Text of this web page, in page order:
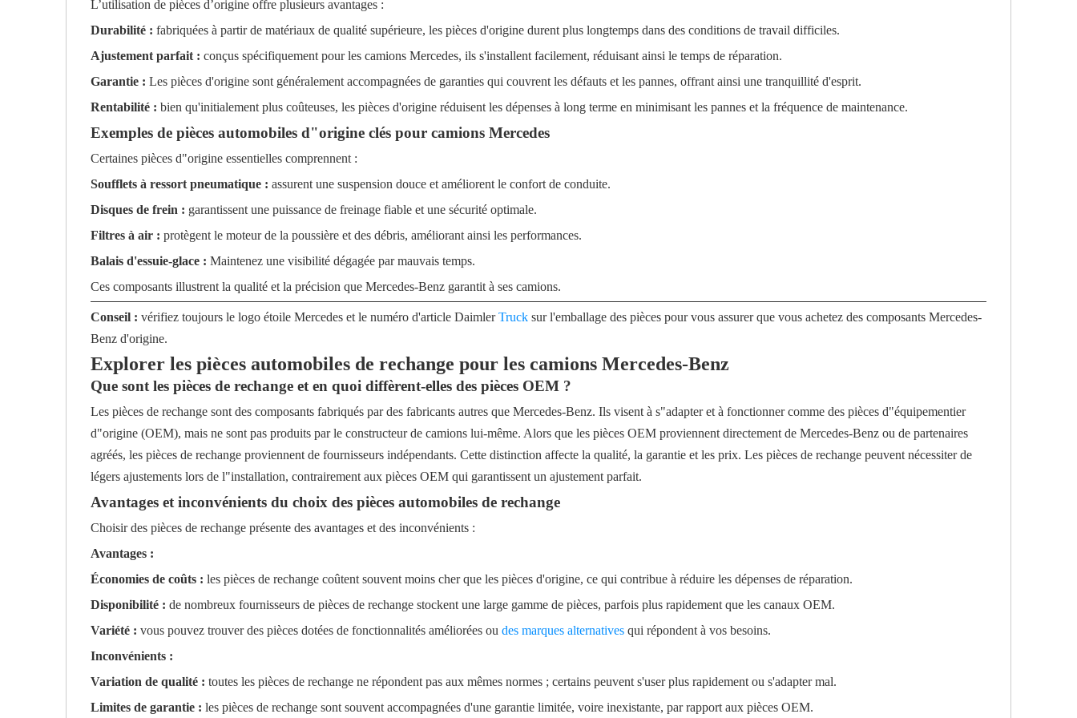
L’utilisation de pièces d’origine offre plusieurs avantages :
Durabilité : fabriquées à partir de matériaux de qualité supérieure, les pièces d'origine durent plus longtemps dans des conditions de travail difficiles.
Ajustement parfait : conçus spécifiquement pour les camions Mercedes, ils s'installent facilement, réduisant ainsi le temps de réparation.
Garantie : Les pièces d'origine sont généralement accompagnées de garanties qui couvrent les défauts et les pannes, offrant ainsi une tranquillité d'esprit.
Rentabilité : bien qu'initialement plus coûteuses, les pièces d'origine réduisent les dépenses à long terme en minimisant les pannes et la fréquence de maintenance.
Exemples de pièces automobiles d"origine clés pour camions Mercedes
Certaines pièces d"origine essentielles comprennent :
Soufflets à ressort pneumatique : assurent une suspension douce et améliorent le confort de conduite.
Disques de frein : garantissent une puissance de freinage fiable et une sécurité optimale.
Filtres à air : protègent le moteur de la poussière et des débris, améliorant ainsi les performances.
Balais d'essuie-glace : Maintenez une visibilité dégagée par mauvais temps.
Ces composants illustrent la qualité et la précision que Mercedes-Benz garantit à ses camions.
Conseil : vérifiez toujours le logo étoile Mercedes et le numéro d'article DaimlerTruck sur l'emballage des pièces pour vous assurer que vous achetez des composants Mercedes-
Benz d'origine.
Explorer les pièces automobiles de rechange pour les camions Mercedes-Benz
Que sont les pièces de rechange et en quoi diffèrent-elles des pièces OEM ?
Les pièces de rechange sont des composants fabriqués par des fabricants autres que Mercedes-Benz. Ils visent à s"adapter et à fonctionner comme des pièces d"équipementier
d"origine (OEM), mais ne sont pas produits par le constructeur de camions lui-même. Alors que les pièces OEM proviennent directement de Mercedes-Benz ou de partenaires
agréés, les pièces de rechange proviennent de fournisseurs indépendants. Cette distinction affecte la qualité, la garantie et les prix. Les pièces de rechange peuvent nécessiter de
légers ajustements lors de l"installation, contrairement aux pièces OEM qui garantissent un ajustement parfait.
Avantages et inconvénients du choix des pièces automobiles de rechange
Choisir des pièces de rechange présente des avantages et des inconvénients :
Avantages :
Économies de coûts : les pièces de rechange coûtent souvent moins cher que les pièces d'origine, ce qui contribue à réduire les dépenses de réparation.
Disponibilité : de nombreux fournisseurs de pièces de rechange stockent une large gamme de pièces, parfois plus rapidement que les canaux OEM.
Variété : vous pouvez trouver des pièces dotées de fonctionnalités améliorées ou des marques alternatives qui répondent à vos besoins.
Inconvénients :
Variation de qualité : toutes les pièces de rechange ne répondent pas aux mêmes normes ; certains peuvent s'user plus rapidement ou s'adapter mal.
Limites de garantie : les pièces de rechange sont souvent accompagnées d'une garantie limitée, voire inexistante, par rapport aux pièces OEM.